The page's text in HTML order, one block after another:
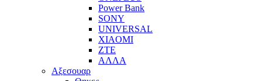
Power Bank
SONY
UNIVERSAL
XIAOMI
ZTE
ΑΛΛΑ
Αξεσουαρ